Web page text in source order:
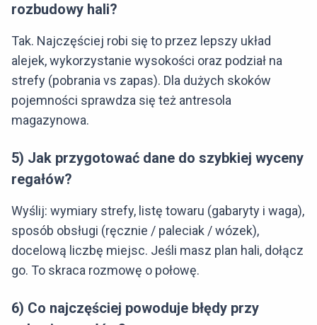
rozbudowy hali?
Tak. Najczęściej robi się to przez lepszy układ
alejek, wykorzystanie wysokości oraz podział na
strefy (pobrania vs zapas). Dla dużych skoków
pojemności sprawdza się też antresola
magazynowa.
5) Jak przygotować dane do szybkiej wyceny
regałów?
Wyślij: wymiary strefy, listę towaru (gabaryty i waga),
sposób obsługi (ręcznie / paleciak / wózek),
docelową liczbę miejsc. Jeśli masz plan hali, dołącz
go. To skraca rozmowę o połowę.
6) Co najczęściej powoduje błędy przy